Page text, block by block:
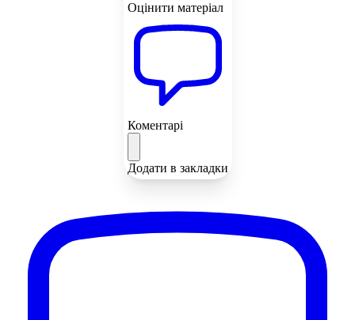
Оцінити матеріал
Коментарі
Додати в закладки